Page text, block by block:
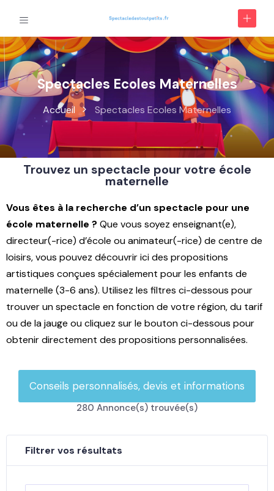
Spectacles Ecoles Maternelles
Accueil Spectacles Ecoles Maternelles
Trouvez un spectacle pour votre école
maternelle
Vous êtes à la recherche d’un spectacle pour une
école maternelle ? Que vous soyez enseignant(e),
directeur(-rice) d’école ou animateur(-rice) de centre de
loisirs, vous pouvez découvrir ici des propositions
artistiques conçues spécialement pour les enfants de
maternelle (3-6 ans). Utilisez les filtres ci-dessous pour
trouver un spectacle en fonction de votre région, du tarif
ou de la jauge ou cliquez sur le bouton ci-dessous pour
obtenir directement des propositions personnalisées.
Conseils personnalisés, devis et informations
280 Annonce(s) trouvée(s)
Filtrer vos résultats